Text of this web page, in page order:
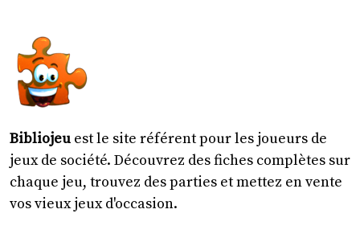
Bibliojeu est le site référent pour les joueurs de
jeux de société. Découvrez des fiches complètes sur
chaque jeu, trouvez des parties et mettez en vente
vos vieux jeux d'occasion.